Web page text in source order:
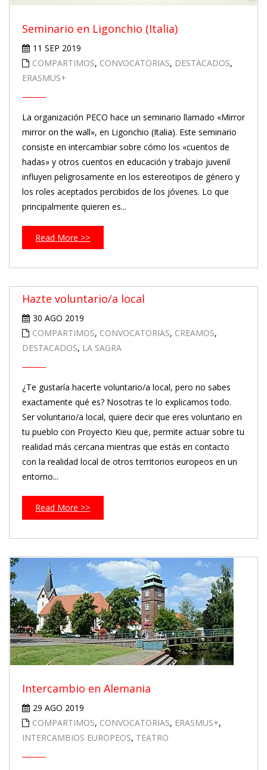
Seminario en Ligonchio (Italia)
11 SEP 2019
COMPARTIMOS, CONVOCATORIAS, DESTACADOS,
ERASMUS+
La organización PECO hace un seminario llamado «Mirror
mirror on the wall», en Ligonchio (Italia). Este seminario
consiste en intercambiar sobre cómo los «cuentos de
hadas» y otros cuentos en educación y trabajo juvenil
influyen peligrosamente en los estereotipos de género y
los roles aceptados percibidos de los jóvenes. Lo que
principalmente quieren es...
Read More >>
Hazte voluntario/a local
30 AGO 2019
COMPARTIMOS, CONVOCATORIAS, CREAMOS,
DESTACADOS, LA SAGRA
¿Te gustaría hacerte voluntario/a local, pero no sabes
exactamente qué es? Nosotras te lo explicamos todo.
Ser voluntario/a local, quiere decir que eres voluntario en
tu pueblo con Proyecto Kieu que, permite actuar sobre tu
realidad más cercana mientras que estás en contacto
con la realidad local de otros territorios europeos en un
entorno...
Read More >>
Intercambio en Alemania
29 AGO 2019
COMPARTIMOS, CONVOCATORIAS, ERASMUS+,
INTERCAMBIOS EUROPEOS, TEATRO